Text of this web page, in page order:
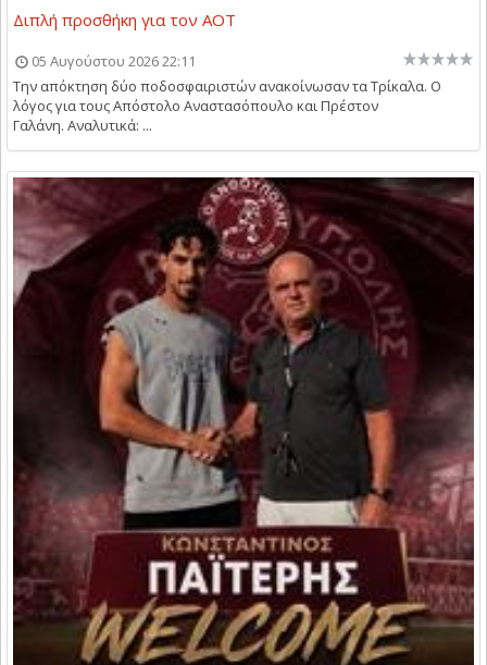
Διπλή προσθήκη για τον ΑΟΤ
05 Αυγούστου 2026 22:11
Την απόκτηση δύο ποδοσφαιριστών ανακοίνωσαν τα Τρίκαλα. Ο
λόγος για τους Απόστολο Αναστασόπουλο και Πρέστον
Γαλάνη. Αναλυτικά: ...